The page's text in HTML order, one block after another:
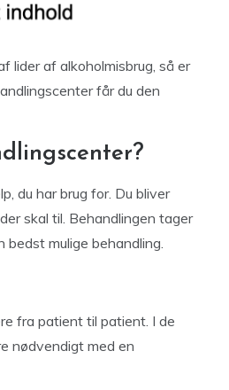
lider af alkoholmisbrug, så er
får du den
du har brug for. Du bliver
skal til. Behandlingen tager
mulige behandling.
fra patient til patient. I de
nødvendigt med en